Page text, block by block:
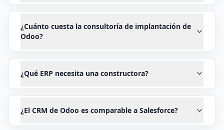
¿Cuánto cuesta la consultoría de implantación de
Odoo?
¿Qué ERP necesita una constructora?
¿El CRM de Odoo es comparable a Salesforce?